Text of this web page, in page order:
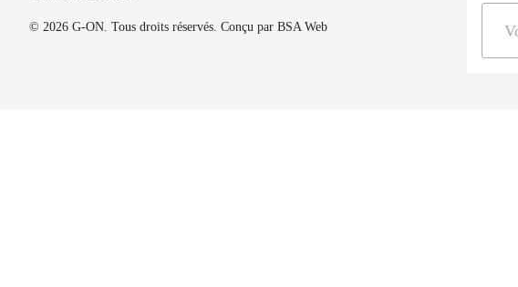
© 2026 G-ON. Tous droits réservés. Conçu par BSA Web